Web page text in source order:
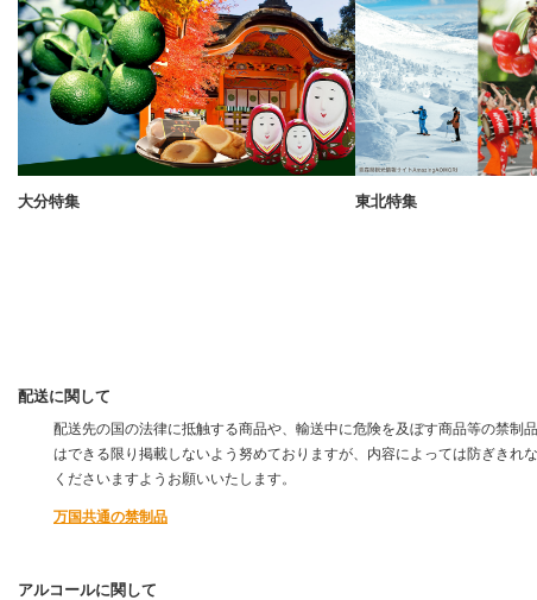
大分特集 東北特集
配送に関して
配送先の国の法律に抵触する商品や、輸送中に危険を及ぼす商品等の禁
はできる限り掲載しないよう努めておりますが、内容によっては防ぎき
くださいますようお願いいたします。
万国共通の禁制品
アルコールに関して